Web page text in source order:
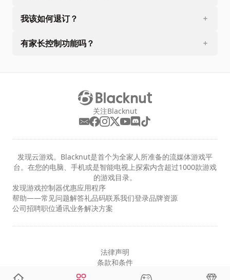
我该如何退订？
有家长控制功能吗？
关注Blacknut
发现云游戏。Blacknut是首个为全家人所准备的流媒体游戏平
台。在您的电脑、手机或是智能电视上探索内含超过1000款游戏
的游戏目录。
发现游戏控制器优惠应用程序
帮助——常见问题解答礼品码联系我们登录品牌资源
公司招聘职位通讯业务解决方案
法律声明
条款和条件